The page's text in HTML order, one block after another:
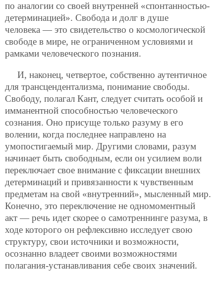
по аналогии со своей внутренней «спонтанностью-
детерминацией». Свобода и долг в душе
человека — это свидетельство о космологической
свободе в мире, не ограниченном условиями и
рамками человеческого познания.
И, наконец, четвертое, собственно аутентичное
для трансцендентализма, понимание свободы.
Свободу, полагал Кант, следует считать особой и
имманентной способностью человеческого
сознания. Оно присуще только разуму в его
волении, когда последнее направлено на
умопостигаемый мир. Другими словами, разум
начинает быть свободным, если он усилием воли
переключает свое внимание с фиксации внешних
детерминаций и привязанности к чувственным
предметам на свой «внутренний», мысленный мир.
Конечно, это переключение не одномоментный
акт — речь идет скорее о самотреннинге разума, в
ходе которого он рефлексивно исследует свою
структуру, свои источники и возможности,
осознанно владеет своими возможностями
полагания-устанавливания себе своих значений.